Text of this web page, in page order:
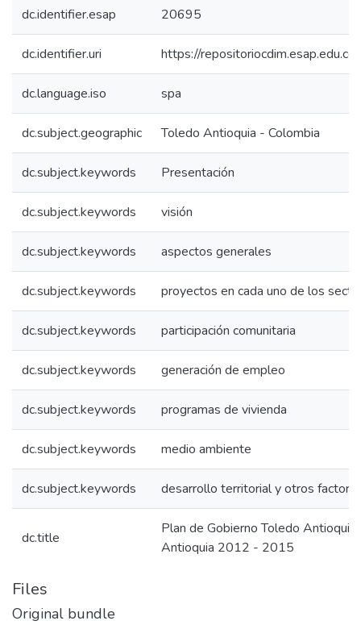
dc.identifier.esap 20695
dc.identifier.uri https://
dc.language.iso spa
dc.subject.geographic Toledo Antioquia - Colombia
dc.subject.keywords Presentación
dc.subject.keywords visión
dc.subject.keywords aspectos generales
dc.subject.keywords proyectos en cada uno de los
dc.subject.keywords participación comunitaria
dc.subject.keywords generación de empleo
dc.subject.keywords programas de vivienda
dc.subject.keywords medio ambiente
dc.subject.keywords desarrollo territorial y otros
dc.title
Plan de Gobierno Toledo
Antioquia 2012 - 2015
Files
Original bundle